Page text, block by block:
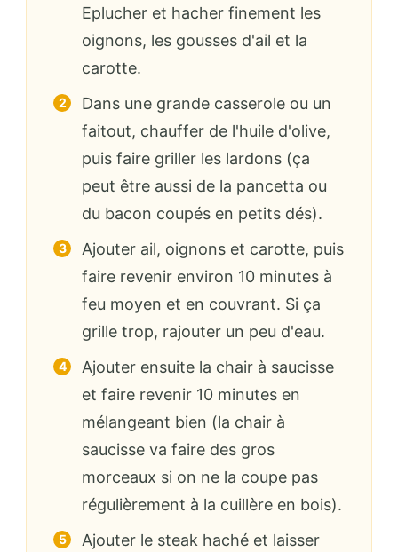
Eplucher et hacher finement les
oignons, les gousses d'ail et la
carotte.
Dans une grande casserole ou un
faitout, chauffer de l'huile d'olive,
puis faire griller les lardons (ça
peut être aussi de la pancetta ou
du bacon coupés en petits dés).
Ajouter ail, oignons et carotte, puis
faire revenir environ 10 minutes à
feu moyen et en couvrant. Si ça
grille trop, rajouter un peu d'eau.
Ajouter ensuite la chair à saucisse
et faire revenir 10 minutes en
mélangeant bien (la chair à
saucisse va faire des gros
morceaux si on ne la coupe pas
régulièrement à la cuillère en bois).
Ajouter le steak haché et laisser